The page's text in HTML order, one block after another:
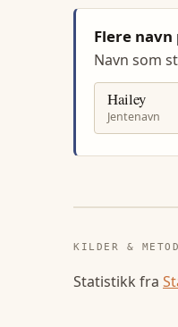
Flere navn
Navn som
Hailey
Jentenavn
KILDER &
Statistikk fra